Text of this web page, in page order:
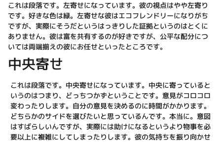
これは段落です。左寄せになっています。彼の視点はやや左寄り
です。好きな色は緑。左寄せな彼はエコフレンドリーになりがち
ですが、実際にそうだというはっきりした証拠というのはとくに
ありません。彼は富を共有するのが好きですが、公平な配分につ
いては両端揃えの彼にお任せといったところです。
中央寄せ
これは段落です。中央寄せになっています。中央に寄っていると
いうのはつまり、どっちつかずということです。意見がコロコロ
変わったりします。自分の意見を決めるのに時間がかかります。
どちらかのサイドを選びたいと思っているんです。本当に。意図
はすばらしいんですが、実際には助けになるというより物事を必
要以上に複雑にしてしまったりします。彼の気持ちを振り向かせ